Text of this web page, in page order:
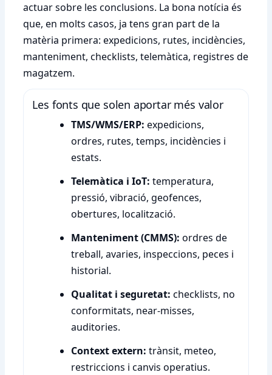
actuar sobre les conclusions. La bona notícia és
que, en molts casos, ja tens gran part de la
matèria primera: expedicions, rutes, incidències,
manteniment, checklists, telemàtica, registres de
magatzem.
Les fonts que solen aportar més valor
TMS/WMS/ERP: expedicions,
ordres, rutes, temps, incidències i
estats.
Telemàtica i IoT: temperatura,
pressió, vibració, geofences,
obertures, localització.
Manteniment (CMMS): ordres de
treball, avaries, inspeccions, peces i
historial.
Qualitat i seguretat: checklists, no
conformitats, near-misses,
auditories.
Context extern: trànsit, meteo,
restriccions i canvis operatius.